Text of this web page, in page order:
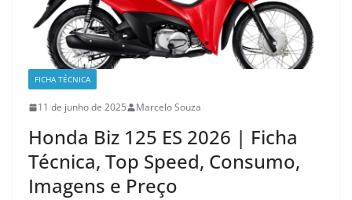
FICHA TÉCNICA
11 de junho de 2025 Marcelo Souza
Honda Biz 125 ES 2026 | Ficha
Técnica, Top Speed, Consumo,
Imagens e Preço